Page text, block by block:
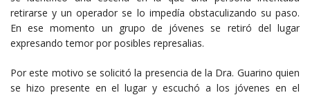
retirarse y un operador se lo impedía obstaculizando su paso.
En ese momento un grupo de jóvenes se retiró del lugar
expresando temor por posibles represalias.
Por este motivo se solicitó la presencia de la Dra. Guarino quien
se hizo presente en el lugar y escuchó a los jóvenes en el